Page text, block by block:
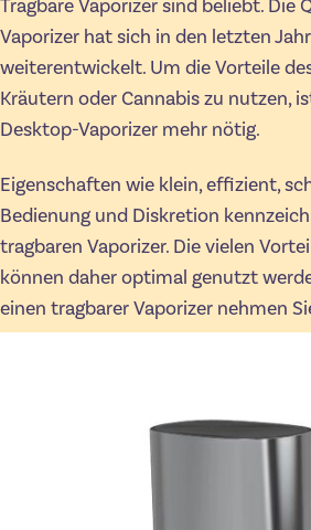
Tragbare Vaporizer sind beliebt. Die
Vaporizer hat sich in den letzten
weiterentwickelt. Um die Vorteile
Kräutern oder Cannabis zu nutzen,
Desktop-Vaporizer mehr nötig.
Eigenschaften wie klein, effizient,
Bedienung und Diskretion
tragbaren Vaporizer. Die vielen
können daher optimal genutzt
einen tragbarer Vaporizer nehmen